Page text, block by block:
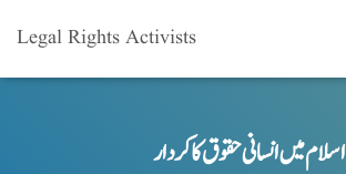
Legal Rights Activists
اسلام میں انسانی حقوق کا کردار